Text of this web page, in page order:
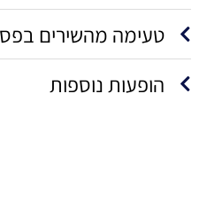
טעימה מהשירים
הופעות נוספות